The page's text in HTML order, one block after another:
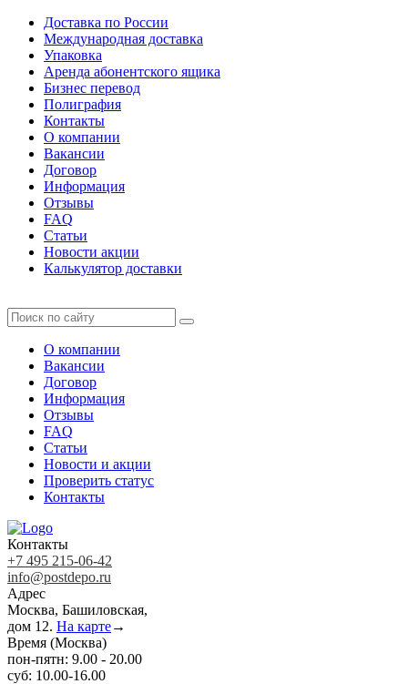
Доставка по России
Международная доставка
Упаковка
Аренда абонентского ящика
Бизнес перевод
Полиграфия
Контакты
О компании
Вакансии
Договор
Информация
Отзывы
FAQ
Статьи
Новости акции
Калькулятор доставки
О компании
Вакансии
Договор
Информация
Отзывы
FAQ
Статьи
Новости и акции
Проверить статус
Контакты
Контакты
+7 495 215-06-42
info@postdepo.ru
Адрес
Москва, Башиловская,
дом 12. На карте→
Время (Москва)
пон-пятн: 9.00 - 20.00
суб: 10.00-16.00